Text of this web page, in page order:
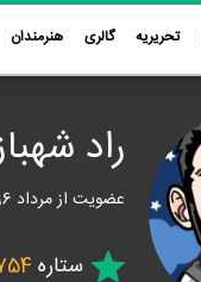
تحریریه گالری هنرمندان
راد
عضویت از مرداد 1396
ستاره